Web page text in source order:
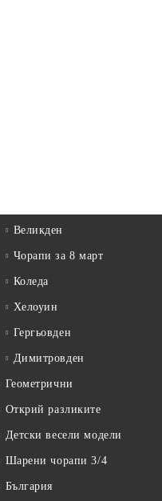
Великден
Чорапи за 8 март
Коледа
Хелоуин
Гергьовден
Димитровден
Геометрични
Открий разликите
Детски весели модели
Шарени чорапи 3/4
България